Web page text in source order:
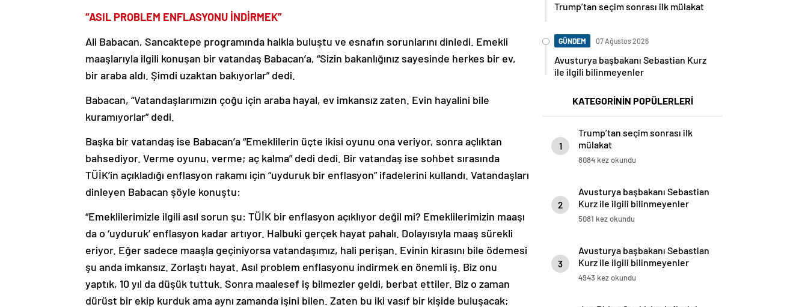
“ASIL PROBLEM ENFLASYONU İNDİRMEK”
Ali Babacan, Sancaktepe programında halkla buluştu ve esnafın sorunlarını dinledi. Emekli
maaşlarıyla ilgili konuşan bir vatandaş Babacan’a, “Sizin bakanlığınız sayesinde herkes bir ev,
bir araba aldı. Şimdi uzaktan bakıyorlar” dedi.
Babacan, “Vatandaşlarımızın çoğu için araba hayal, ev imkansız zaten. Evin hayalini bile
kuramıyorlar” dedi.
Başka bir vatandaş ise Babacan’a “Emeklilerin üçte ikisi oyunu ona veriyor, sonra açlıktan
bahsediyor. Verme oyunu, verme; aç kalma” dedi dedi. Bir vatandaş ise sohbet sırasında
TÜİK’in açıkladığı enflasyon rakamı için “uyduruk bir enflasyon” ifadelerini kullandı. Vatandaşları
dinleyen Babacan şöyle konuştu:
“Emeklilerimizle ilgili asıl sorun şu: TÜİK bir enflasyon açıklıyor değil mi? Emeklilerimizin maaşı
da o ‘uyduruk’ enflasyon kadar artıyor. Halbuki gerçek hayat pahalı. Dolayısıyla maaş sürekli
eriyor. Eğer sadece maaşla geçiniyorsa vatandaşımız, hali perişan. Evinin kirasını bile ödemesi
şu anda imkansız. Zorlaştı hayat. Asıl problem enflasyonu indirmek en önemli iş. Biz onu
yaptık, 10 yıl da düşük tuttuk. Sonra maalesef iş bilmezler geldi, berbat ettiler. Biz o zaman
dürüst bir ekip kurduk ama aynı zamanda işini bilen. Zaten bu iki vasıf bir kişide buluşacak;
Trump’tan seçim sonrası ilk mülakat
GÜNDEM 07 Ağustos 2026
Avusturya başbakanı Sebastian Kurz
ile ilgili bilinmeyenler
KATEGORİNİN POPÜLERLERİ
1
Trump’tan seçim sonrası ilk
mülakat
8084 kez okundu
2
Avusturya başbakanı Sebastian
Kurz ile ilgili bilinmeyenler
5081 kez okundu
3
Avusturya başbakanı Sebastian
Kurz ile ilgili bilinmeyenler
4943 kez okundu